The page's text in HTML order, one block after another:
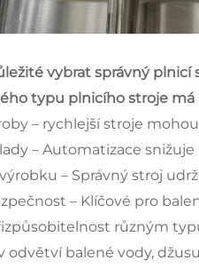
vybrat správný plnicí
typu plnicího stroje
– rychlejší stroje
– Automatizace
– Správný stroj
– Klíčové pro
různým
odvětví balené vody,